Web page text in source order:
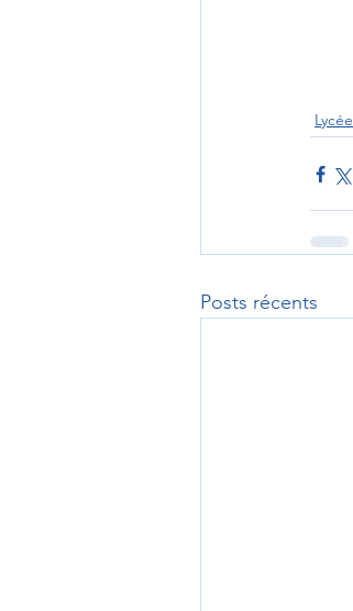
Lycée
Posts récents